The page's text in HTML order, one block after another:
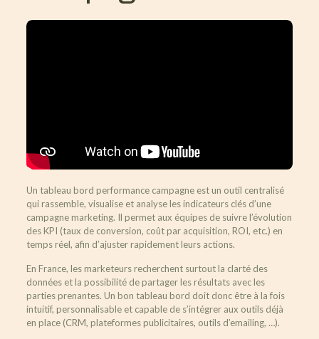
Un tableau bord performance campagne est un outil centralisé
qui rassemble, visualise et analyse les indicateurs clés d’une
campagne marketing. Il permet aux équipes de suivre l’évolution
des KPI (taux de conversion, coût par acquisition, ROI, etc.) en
temps réel, afin d’ajuster rapidement leurs actions.
En France, les marketeurs recherchent surtout la clarté des
données et la possibilité de partager les résultats avec les
parties prenantes. Un bon tableau bord doit donc être à la fois
intuitif, personnalisable et capable de s’intégrer aux outils déjà
en place (CRM, plateformes publicitaires, outils d’emailing, …).